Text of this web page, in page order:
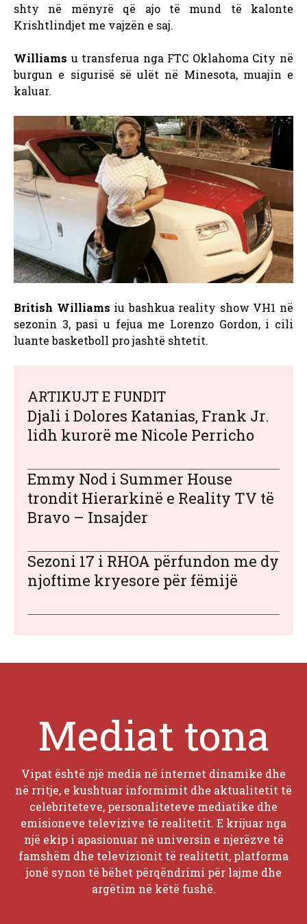
shty në mënyrë që ajo të mund të kalonte
Krishtlindjet me vajzën e saj.
Williams u transferua nga FTC Oklahoma City në
burgun e sigurisë së ulët në Minesota, muajin e
kaluar.
British Williams iu bashkua reality show VH1 në
sezonin 3, pasi u fejua me Lorenzo Gordon, i cili
luante basketboll pro jashtë shtetit.
ARTIKUJT E FUNDIT
Djali i Dolores Katanias, Frank Jr.
lidh kurorë me Nicole Perricho
Emmy Nod i Summer House
trondit Hierarkinë e Reality TV të
Bravo – Insajder
Sezoni 17 i RHOA përfundon me dy
njoftime kryesore për fëmijë
Mediat tona
Vipat është një media në internet dinamike dhe
në rritje, e kushtuar informimit dhe aktualitetit të
celebriteteve, personaliteteve mediatike dhe
emisioneve televizive të realitetit. E krijuar nga
një ekip i apasionuar në universin e njerëzve të
famshëm dhe televizionit të realitetit, platforma
jonë synon të bëhet përqëndrimi për lajme dhe
argëtim në këtë fushë.